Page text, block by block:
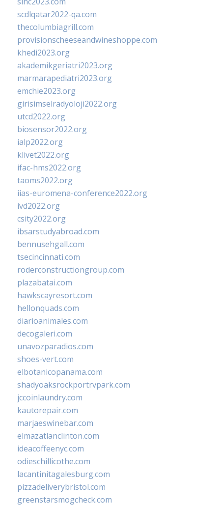
scdlqatar2022-qa.com
thecolumbiagrill.com
provisionscheeseandwineshoppe.com
khedi2023.org
akademikgeriatri2023.org
marmarapediatri2023.org
emchie2023.org
girisimselradyoloji2022.org
utcd2022.org
biosensor2022.org
ialp2022.org
klivet2022.org
ifac-hms2022.org
taoms2022.org
iias-euromena-conference2022.org
ivd2022.org
csity2022.org
ibsarstudyabroad.com
bennusehgall.com
tsecincinnati.com
roderconstructiongroup.com
plazabatai.com
hawkscayresort.com
hellonquads.com
diarioanimales.com
decogaleri.com
unavozparadios.com
shoes-vert.com
elbotanicopanama.com
shadyoaksrockportrvpark.com
jccoinlaundry.com
kautorepair.com
marjaeswinebar.com
elmazatlanclinton.com
ideacoffeenyc.com
odieschillicothe.com
lacantinitagalesburg.com
pizzadeliverybristol.com
greenstarsmogcheck.com